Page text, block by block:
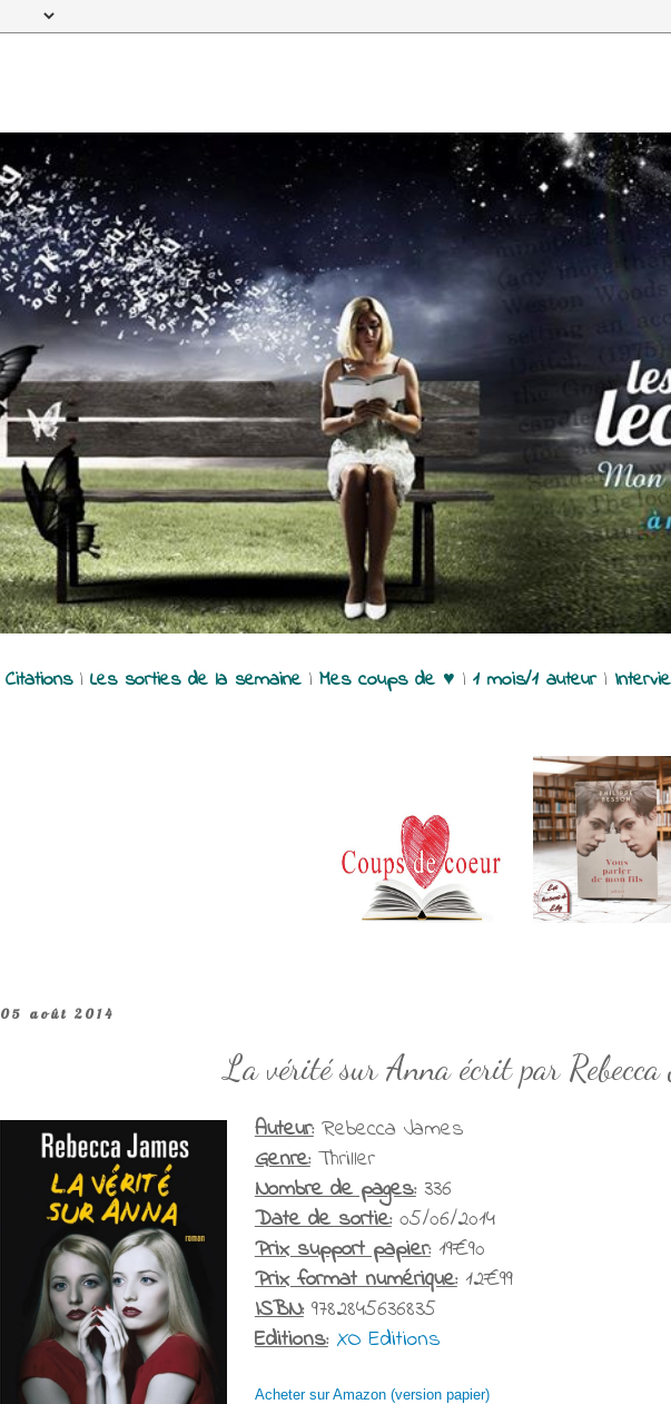
Citations| Les sorties de la semaine| Mes coups de ♥ | 1 mois/1 auteur|
05 août 2014
La vérité sur Anna écrit par Rebecca
Auteur:Rebecca James
Genre:Thriller
Nombre de pages:336
Date de sortie:05/06/2014
Prix support papier:19€90
Prix format numérique:12€99
ISBN:9782845636835
Editions: XO Editions
Acheter sur Amazon (version papier)